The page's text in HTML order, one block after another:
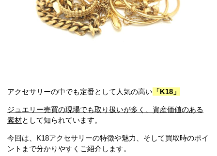
アクセサリーの中でも定番として人気の高い 「K18」
ジュエリー売買の現場でも取り扱いが多く、資産価値のある
素材として知られています。
今回は、K18アクセサリーの特徴や魅力、そして買取時のポイ
ントまで分かりやすくご紹介します。